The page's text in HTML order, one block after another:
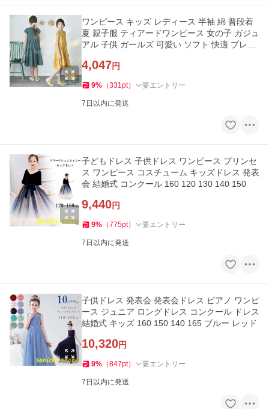
ワンピース キッズ レディース 半袖 綿 普段着
夏 親子服 ティアードワンピース 女の子 ガジュ
アル 子供 ガールズ 可愛い ソフト 快適 プレゼ
4,047円
9% （331pt） 要エントリー
7日以内に発送
子どもドレス 子供ドレス ワンピース プリンセ
ス ワンピース コスチューム キッズドレス 発表
会 結婚式 コンクール 160 120 130 140 150
9,440円
9% （775pt） 要エントリー
7日以内に発送
子供ドレス 発表会 発表会ドレス ピアノ ワンピ
ース ジュニア ロングドレス コンクール ドレス
結婚式 キッズ 160 150 140 165 ブルー レッド
10,320円
9% （847pt） 要エントリー
7日以内に発送